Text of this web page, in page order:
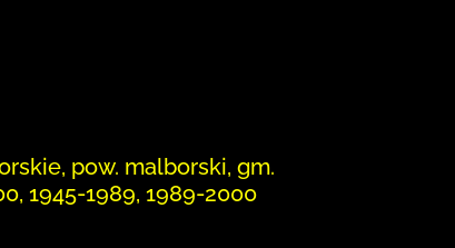
pow. malborski, gm.
1945-1989, 1989-2000